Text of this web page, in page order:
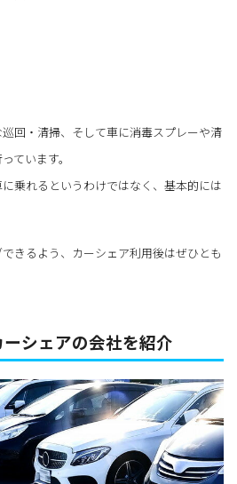
回・清掃、そして車に消毒スプレーや清
ています。
乗れるというわけではなく、基本的には
きるよう、カーシェア利用後はぜひとも
シェアの会社を紹介